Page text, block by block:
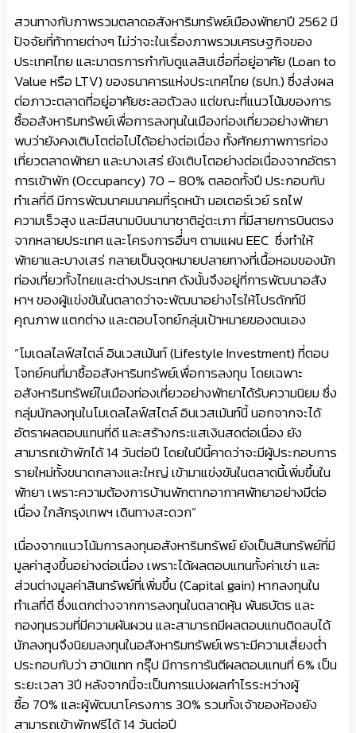
สวนทางกับภาพรวมตลาดอสังหาริมทรัพย์เมืองพัทยาปี 2562 มี
ปัจจัยที่ท้าทายต่างๆ ไม่ว่าจะในเรื่องภาพรวมเศรษฐกิจของ
ประเทศไทย และมาตรการกำกับดูแลสินเชื่อที่อยู่อาศัย (Loan to
Value หรือ LTV) ของธนาคารแห่งประเทศไทย (ธปท.) ซึ่งส่งผล
ต่อภาวะตลาดที่อยู่อาศัยชะลอตัวลง แต่ขณะที่แนวโน้มของการ
ซื้ออสังหาริมทรัพย์เพื่อการลงทุนในเมืองท่องเที่ยวอย่างพัทยา
พบว่ายังคงเติบโตต่อไปได้อย่างต่อเนื่อง ทั้งศักยภาพการท่อง
เที่ยวตลาดพัทยา และบางเสร่ ยังเติบโตอย่างต่อเนื่องจากอัตรา
การเข้าพัก (Occupancy) 70 – 80% ตลอดทั้งปี ประกอบกับ
ทำเลที่ดี มีการพัฒนาคมนาคมที่รุดหน้า มอเตอร์เวย์ รถไฟ
ความเร็วสูง และมีสนามบินนานาชาติอู่ตะเภา ที่มีสายการบินตรง
จากหลายประเทศ และโครงการอื่่นๆ ตามแผน EEC ซึ่งทำให้
พัทยาและบางเสร่ กลายเป็นจุดหมายปลายทางที่เนื้อหอมของนัก
ท่องเที่ยวทั้งไทยและต่างประเทศ ดังนั้นจึงอยู่ที่การพัฒนาอสัง
หาฯ ของผู้แข่งขันในตลาดว่าจะพัฒนาอย่างไรให้โปรดักท์มี
คุณภาพ แตกต่าง และตอบโจทย์กลุ่มเป้าหมายของตนเอง
“โมเดลไลฟ์สไตล์ อินเวสเม้นท์ (Lifestyle Investment) ที่ตอบ
โจทย์คนที่มาซื้ออสังหาริมทรัพย์เพื่อการลงทุน โดยเฉพาะ
อสังหาริมทรัพย์ในเมืองท่องเที่ยวอย่างพัทยาได้รับความนิยม ซึ่ง
กลุ่มนักลงทุนในโมเดลไลฟ์สไตล์ อินเวสเม้นท์นี้ นอกจากจะได้
อัตราผลตอบแทนที่ดี และสร้างกระแสเงินสดต่อเนื่อง ยัง
สามารถเข้าพักได้ 14 วันต่อปี โดยในปีนี้คาดว่าจะมีผู้ประกอบการ
รายใหม่ทั้งขนาดกลางและใหญ่ เข้ามาแข่งขันในตลาดนี้เพิ่มขึ้นใน
พัทยา เพราะความต้องการบ้านพักตากอากาศพัทยาอย่างมีต่อ
เนื่อง ใกล้กรุงเทพฯ เดินทางสะดวก”
เนื่องจากแนวโน้มการลงทุนอสังหาริมทรัพย์ ยังเป็นสินทรัพย์ที่มี
มูลค่าสูงขึ้นอย่างต่อเนื่อง เพราะได้ผลตอบแทนทั้งค่าเช่า และ
ส่วนต่างมูลค่าสินทรัพย์ที่เพิ่มขึ้น (Capital gain) หากลงทุนใน
ทำเลที่ดี ซึ่งแตกต่างจากการลงทุนในตลาดหุ้น พันธบัตร และ
กองทุนรวมที่มีความผันผวน และสามารถมีผลตอบแทนติดลบได้
นักลงทุนจึงนิยมลงทุนในอสังหาริมทรัพย์เพราะมีความเสี่ยงต่ำ
ประกอบกับว่า ฮาบิแทท กรุ๊ป มีการการันตีผลตอบแทนที่ 6% เป็น
ระยะเวลา 3ปี หลังจากนี้จะเป็นการแบ่งผลกำไรระหว่างผู้
ซื้อ 70% และผู้พัฒนาโครงการ 30% รวมทั้งเจ้าของห้องยัง
สามารถเข้าพักฟรีได้ 14 วันต่อปี